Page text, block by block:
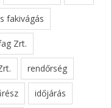
fakivágás
Zrt.
rendőrség
időjárás